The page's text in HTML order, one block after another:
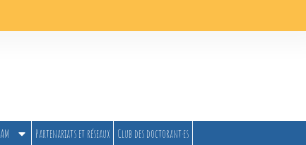
Partenariats et réseaux
Club des doctorant·es